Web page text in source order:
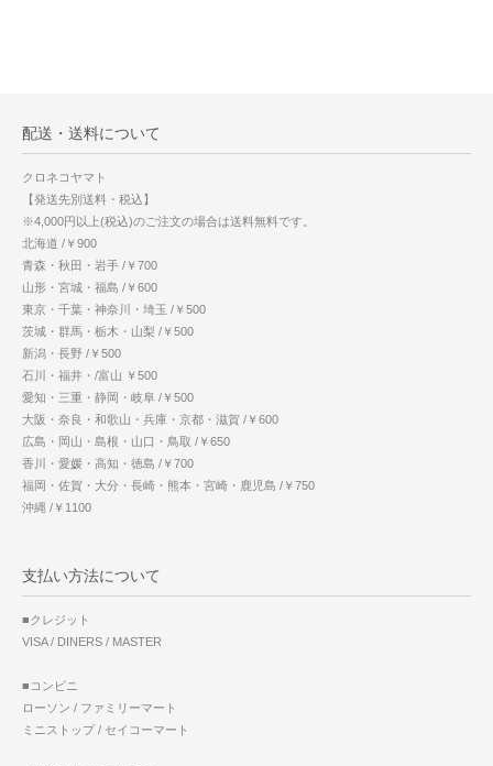
配送・送料について
クロネコヤマト
【発送先別送料・税込】
※4,000円以上(税込)のご注文の場合は送料無料です。
北海道 /￥900
青森・秋田・岩手 /￥700
山形・宮城・福島 /￥600
東京・千葉・神奈川・埼玉 /￥500
茨城・群馬・栃木・山梨 /￥500
新潟・長野 /￥500
石川・福井・/富山 ￥500
愛知・三重・静岡・岐阜 /￥500
大阪・奈良・和歌山・兵庫・京都・滋賀 /￥600
広島・岡山・島根・山口・鳥取 /￥650
香川・愛媛・高知・徳島 /￥700
福岡・佐賀・大分・長崎・熊本・宮崎・鹿児島 /￥750
沖縄 /￥1100
支払い方法について
■クレジット
VISA / DINERS / MASTER
■コンビニ
ローソン / ファミリーマート
ミニストップ / セイコーマート